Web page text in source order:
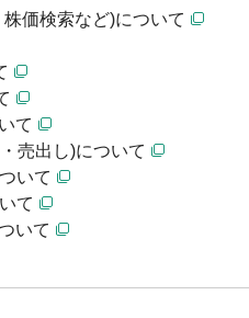
価検索など)について
て
売出し)について
いて
て
いて